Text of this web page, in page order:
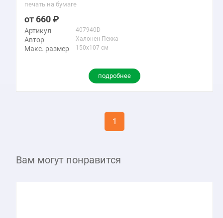
печать на бумаге
660
Артикул 407940D
Автор Халонен Пекка
Макс. размер 150x107 см
подробнее
1
Вам могут понравится